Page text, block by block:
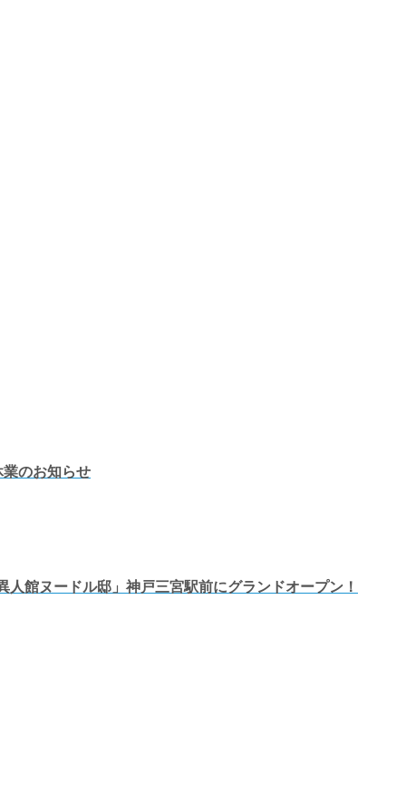
のお知らせ
館ヌードル邸」神戸三宮駅前にグランドオープン！